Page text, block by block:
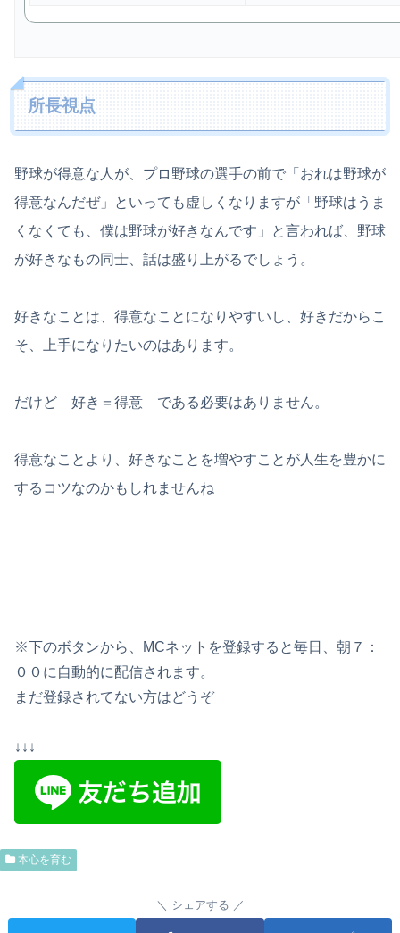
所長視点
野球が得意な人が、プロ野球の選手の前で「おれは野球が
得意なんだぜ」といっても虚しくなりますが「野球はうま
くなくても、僕は野球が好きなんです」と言われば、野球
が好きなもの同士、話は盛り上がるでしょう。
好きなことは、得意なことになりやすいし、好きだからこ
そ、上手になりたいのはあります。
だけど 好き＝得意 である必要はありません。
得意なことより、好きなことを増やすことが人生を豊かに
するコツなのかもしれませんね
※下のボタンから、MCネットを登録すると毎日、朝７：
００に自動的に配信されます。
まだ登録されてない方はどうぞ
↓↓↓
本心を育む
シェアする